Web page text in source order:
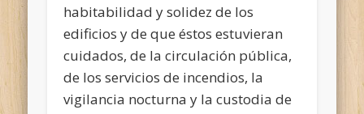
habitabilidad y solidez de los
edificios y de que éstos estuvieran
cuidados, de la circulación pública,
de los servicios de incendios, la
vigilancia nocturna y la custodia de